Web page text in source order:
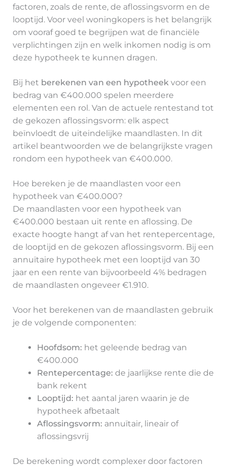
factoren, zoals de rente, de aflossingsvorm en de
looptijd. Voor veel woningkopers is het belangrijk
om vooraf goed te begrijpen wat de financiële
verplichtingen zijn en welk inkomen nodig is om
deze hypotheek te kunnen dragen.
Bij het berekenen van een hypotheekvoor een
bedrag van €400.000 spelen meerdere
elementen een rol. Van de actuele rentestand tot
de gekozen aflossingsvorm: elk aspect
beïnvloedt de uiteindelijke maandlasten. In dit
artikel beantwoorden we de belangrijkste vragen
rondom een hypotheek van €400.000.
Hoe bereken je de maandlasten voor een
hypotheek van €400.000?
De maandlasten voor een hypotheek van
€400.000 bestaan uit rente en aflossing. De
exacte hoogte hangt af van het rentepercentage,
de looptijd en de gekozen aflossingsvorm. Bij een
annuïtaire hypotheek met een looptijd van 30
jaar en een rente van bijvoorbeeld 4% bedragen
de maandlasten ongeveer €1.910.
Voor het berekenen van de maandlasten gebruik
je de volgende componenten:
Hoofdsom: het geleende bedrag van
€400.000
Rentepercentage: de jaarlijkse rente die de
bank rekent
Looptijd: het aantal jaren waarin je de
hypotheek afbetaalt
Aflossingsvorm: annuïtair, lineair of
aflossingsvrij
De berekening wordt complexer door factoren